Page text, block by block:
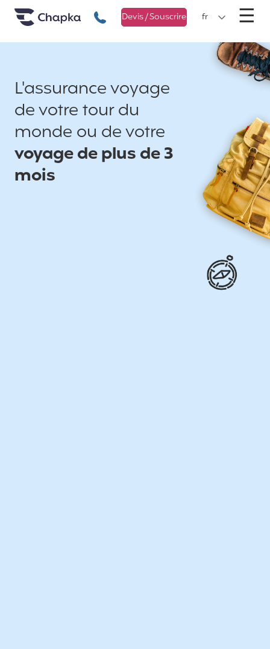
Chapka Assurances Voyages
+33 1 74 85 50 50
Devis / Souscrire fr ☰
L'assurance voyage
de votre tour du
monde ou de votre
voyage de plus de 3
mois